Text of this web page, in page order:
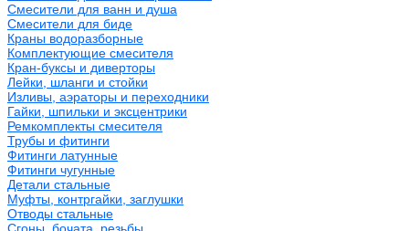
Смесители для ванн и душа
Смесители для биде
Краны водоразборные
Комплектующие смесителя
Кран-буксы и диверторы
Лейки, шланги и стойки
Изливы, аэраторы и переходники
Гайки, шпильки и эксцентрики
Ремкомплекты смесителя
Трубы и фитинги
Фитинги латунные
Фитинги чугунные
Детали стальные
Муфты, контргайки, заглушки
Отводы стальные
Сгоны, бочата, резьбы